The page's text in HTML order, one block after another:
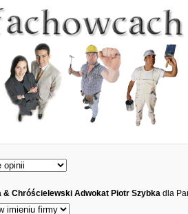
Chróścielewski Adwokat Piotr Szybka dla